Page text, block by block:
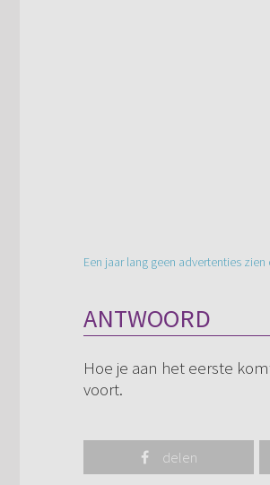
Een jaar lang geen advertenties
ANTWOORD
Hoe je aan het eerste
voort.
delen